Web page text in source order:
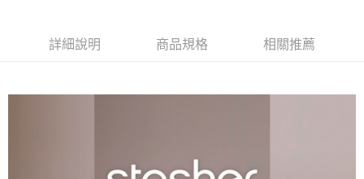
詳細說明 商品規格 相關推薦